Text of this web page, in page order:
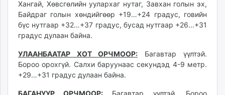
shuurhai.mn
unuudur.mn
isee.mn
fact.mn
itoim.mn
Хангай, Хөвсгөлийн уулархаг нутаг, Завхан голын эх,
Байдраг голын хөндийгөөр +19…+24 градус, говийн
бүс нутгаар +32…+37 градус, бусад нутгаар +26...+31
градус дулаан байна.
УЛААНБААТАР ХОТ ОРЧМООР: Багавтар үүлтэй.
Бороо орохгүй. Салхи баруунаас секундэд 4-9 метр.
+29…+31 градус дулаан байна.
БАГАНУУР ОРЧМООР: Багавтар үүлтэй. Бороо